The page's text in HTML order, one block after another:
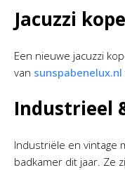
Jacuzzi
Een nieuwe jacuzzi
van sunspabenelux.nl
Industrieel
Industriële en vintage
badkamer dit jaar. Ze